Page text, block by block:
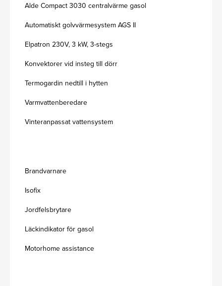
Alde Compact 3030 centralvärme gasol
Automatiskt golvvärmesystem AGS II
Elpatron 230V, 3 kW, 3-stegs
Konvektorer vid insteg till dörr
Termogardin nedtill i hytten
Varmvattenberedare
Vinteranpassat vattensystem
Brandvarnare
Isofix
Jordfelsbrytare
Läckindikator för gasol
Motorhome assistance